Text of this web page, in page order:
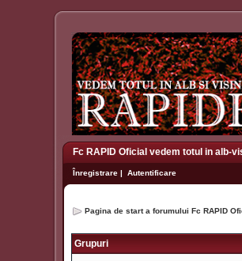
Fc RAPID Oficial vedem totul in alb-
Înregistrare | Autentificare
Pagina de start a forumului Fc RAPID
Grupuri